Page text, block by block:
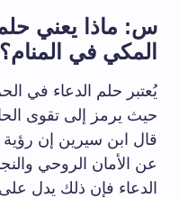
س: ماذا يعني
المكي في المنام؟
يُعتبر حلم الدعاء في
حيث يرمز إلى تقوى
قال ابن سيرين إن رؤية
عن الأمان الروحي
الدعاء فإن ذلك يدل